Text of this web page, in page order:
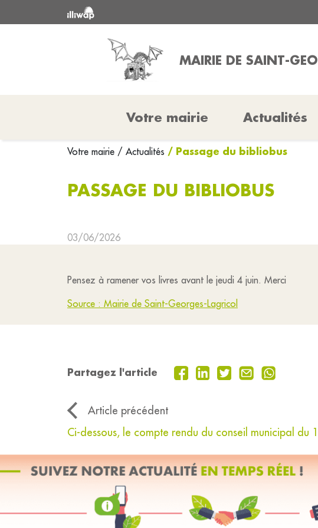
MAIRIE DE SAINT-
Votre mairie Actualités
Votre mairie / Actualités / Passage du bibliobus
PASSAGE DU BIBLIOBUS
03/06/2026
Pensez à ramener vos livres avant le jeudi 4 juin. Merci
Source : Mairie de Saint-Georges-Lagricol
Partagez l'article
Article précédent
Ci-dessous, le compte rendu du conseil municipal du